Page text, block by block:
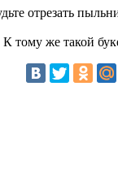
отрезать
тому же такой